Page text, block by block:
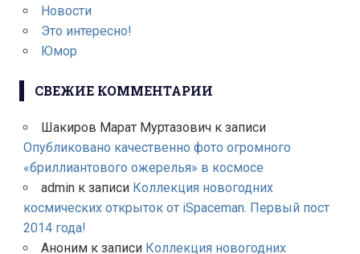
Новости
Это интересно!
Юмор
СВЕЖИЕ КОММЕНТАРИИ
Шакиров Марат Муртазовичк записи
Опубликовано качественно фото огромного
«бриллиантового ожерелья» в космосе
adminк записи Коллекция новогодних
космических открыток от iSpaceman. Первый пост
2014 года!
Анонимк записи Коллекция новогодних